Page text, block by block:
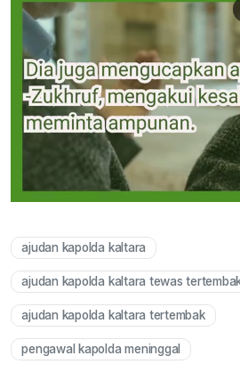
ajudan kapolda kaltara
ajudan kapolda kaltara tewas
ajudan kapolda kaltara tertembak
pengawal kapolda meninggal